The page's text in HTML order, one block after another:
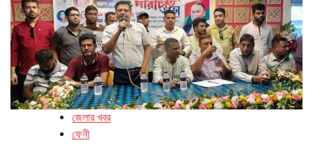
জেলার খবর
ফেনী